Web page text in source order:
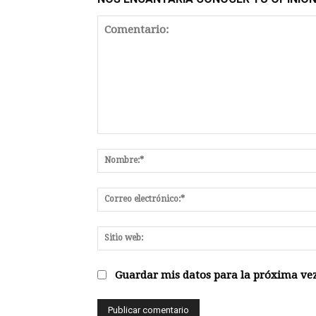
Guardar mis datos para la próxima